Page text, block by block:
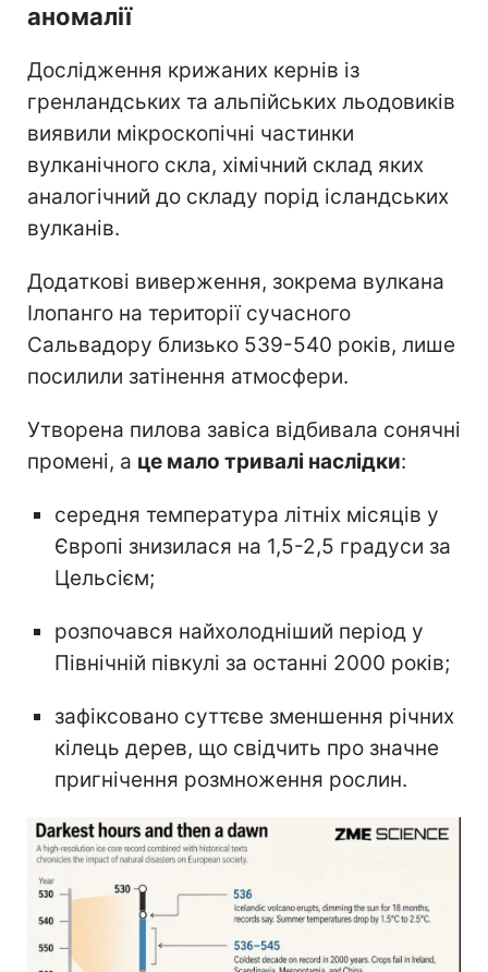
аномалії
Дослідження крижаних кернів із
гренландських та альпійських льодовиків
виявили мікроскопічні частинки
вулканічного скла, хімічний склад яких
аналогічний до складу порід ісландських
вулканів.
Додаткові виверження, зокрема вулкана
Ілопанго на території сучасного
Сальвадору близько 539-540 років, лише
посилили затінення атмосфери.
Утворена пилова завіса відбивала сонячні
промені, а це мало тривалі наслідки:
середня температура літніх місяців у
Європі знизилася на 1,5-2,5 градуси за
Цельсієм;
розпочався найхолодніший період у
Північній півкулі за останні 2000 років;
зафіксовано суттєве зменшення річних
кілець дерев, що свідчить про значне
пригнічення розмноження рослин.